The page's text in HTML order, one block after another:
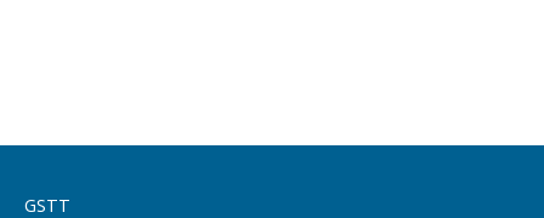
GSTT